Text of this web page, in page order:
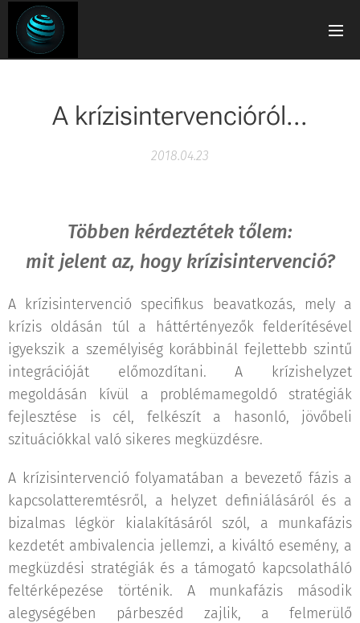
A krízisintervencióról...
2018.04.23
Többen kérdeztétek tőlem:
mit jelent az, hogy krízisintervenció?
A krízisintervenció specifikus beavatkozás, mely a
krízis oldásán túl a háttértényezők felderítésével
igyekszik a személyiség korábbinál fejlettebb szintű
integrációját előmozdítani. A krízishelyzet
megoldásán kívül a problémamegoldó stratégiák
fejlesztése is cél, felkészít a hasonló, jövőbeli
szituációkkal való sikeres megküzdésre.
A krízisintervenció folyamatában a bevezető fázis a
kapcsolatteremtésről, a helyzet definiálásáról és a
bizalmas légkör kialakításáról szól, a munkafázis
kezdetét ambivalencia jellemzi, a kiváltó esemény, a
megküzdési stratégiák és a támogató kapcsolatháló
feltérképezése történik. A munkafázis második
alegységében párbeszéd zajlik, a felmerülő